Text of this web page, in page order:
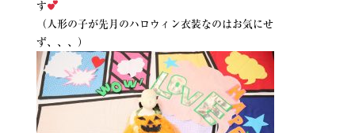
す
（人形の子が先月のハロウィン衣装なのはお気にせ
ず、、、）